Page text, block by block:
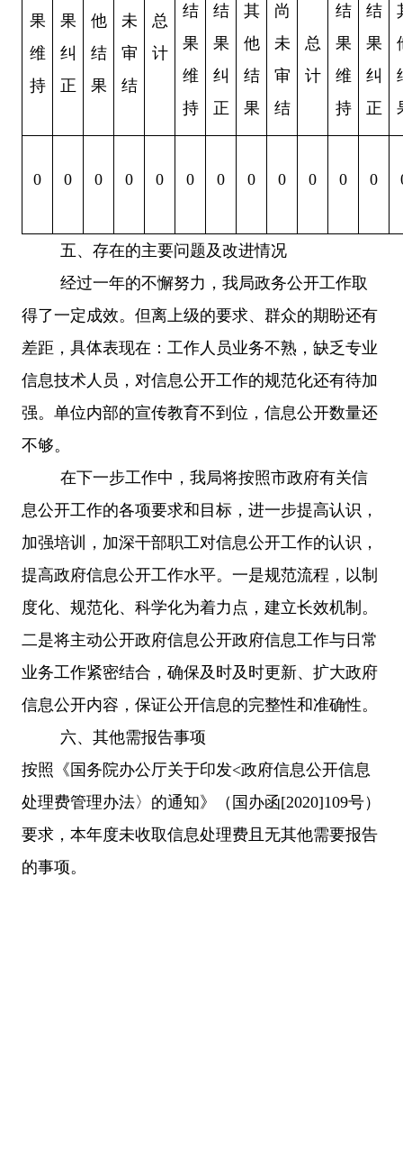
果
维
持
果
纠
正
他
结
果
未
审
结
总
计
结
果
维
持
结
果
纠
正
其
他
结
果
尚
未
审
结
总
计
结
果
维
持
结
果
纠
正
0 0 0 0 0 0 0 0 0 0 0 0
五、 存在的主要问题及改进情况
经过一年的不懈努力，我局政务公开工作取
得了一定成效。但离上级的要求、群众的期盼还有
差距，具体表现在：工作人员业务不熟，缺乏专业
信息技术人员，对信息公开工作的规范化还有待加
强。单位内部的宣传教育不到位，信息公开数量还
不够。
在下一步工作中，我局将按照市政府有关信
息公开工作的各项要求和目标，进一步提高认识，
加强培训，加深干部职工对信息公开工作的认识，
提高政府信息公开工作水平。一是规范流程，以制
度化、规范化、科学化为着力点，建立长效机制。
二是将主动公开政府信息公开政府信息工作与日常
业务工作紧密结合，确保及时及时更新、扩大政府
信息公开内容，保证公开信息的完整性和准确性。
六、其他需报告事项
按照《国务院办公厅关于印发<政府信息公开信息
处理费管理办法〉的通知》（国办函[2020]109号）
要求，本年度未收取信息处理费且无其他需要报告
的事项。